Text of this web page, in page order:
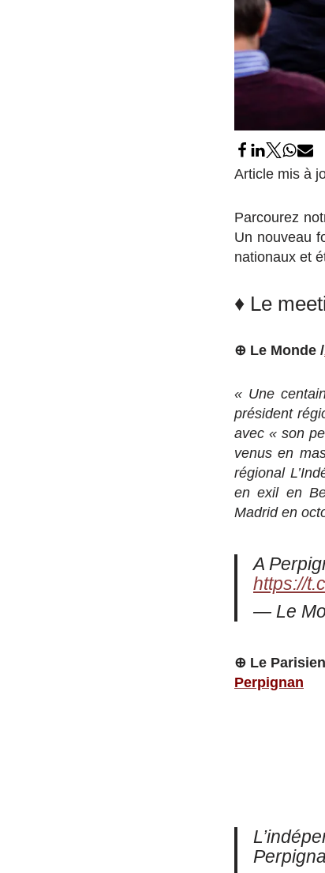
Article mis à
Parcourez
Un nouveau
nationaux et
♦ Le
⊕ Le Monde /
« Une
président
avec « son
venus en
régional
en exil en
Madrid en
A
https://
— Le
⊕ Le
Perpignan